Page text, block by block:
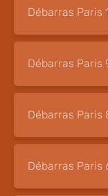
Débarras Paris
Débarras Paris
Débarras Paris
Débarras Paris